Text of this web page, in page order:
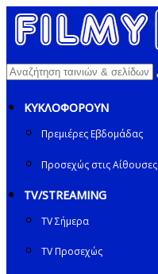
ΚΥΚΛΟΦΟΡΟΥΝ
Πρεμιέρες Εβδομάδας
Προσεχώς στις Αίθουσες
TV/STREAMING
TV Σήμερα
TV Προσεχώς